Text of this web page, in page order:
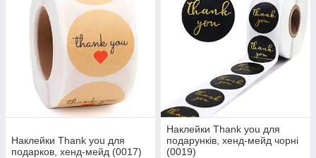
Наклейки Thank you для
подарков, хенд-мейд (0017)
Наклейки Thank you для
подарунків, хенд-мейд чорні
(0019)